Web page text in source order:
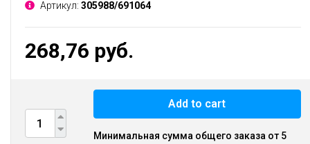
Артикул: 305988/691064
268,76 руб.
Add to cart
Минимальная сумма общего заказа от 5